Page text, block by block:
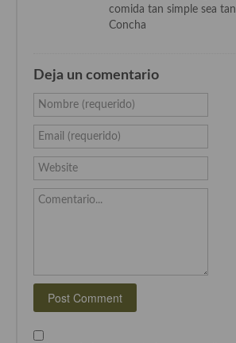
Cocina Azerí (Azerbaiyán)
Cocina de Egipto
Cocina de Tunez
Cocina camboyana
Cocina Coreana
comida tan simple sea tan
Concha
Deja un comentario
Nombre (requerido)
Email (requerido)
Website
Comentario...